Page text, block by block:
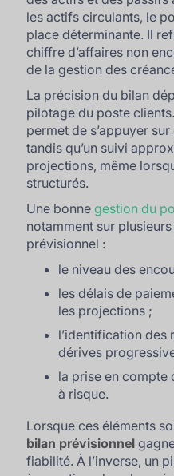
les actifs circulants, le
place déterminante. Il
chiffre d’affaires non
de la gestion des
La précision du bilan
pilotage du poste
permet de s’appuyer
tandis qu’un suivi
projections, même
structurés.
Une bonnegestion du
notamment sur
prévisionnel :
le niveau des
les délais de
les projections ;
l’identification des
dérives
la prise en compte
à risque.
Lorsque ces éléments
bilan prévisionnel
fiabilité. À l’inverse, un